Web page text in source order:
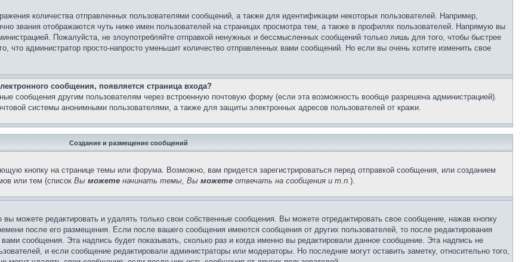
количества отправленных пользователями сообщений, а также для идентификации некоторых пользователей. Например,
звания отображаются чуть ниже имен пользователей на страницах просмотра тем, а также в профилях пользователей. Напрямую вы
Пожалуйста, не злоупотребляйте отправкой ненужных и бессмысленных сообщений только лишь для того, чтобы быстрее
что администратор просто-напросто уменьшит количество отправленных вами сообщений. Но если вы очень хотите изменить свое
сообщения, появляется страница входа?
сообщения другим пользователям через встроенную почтовую форму (если эта возможность вообще разрешена администрацией).
системы анонимными пользователями, а также для защиты электронных адресов пользователей от кражи.
Создание и размещение сообщений
кнопку на странице темы или форума. Возможно, вам придется зарегистрироваться перед отправкой сообщения, или созданием
или тем (список Вы можете начинать темы, Вы можете отвечать на сообщения и т.п.).
можете редактировать и удалять только свои собственные сообщения. Вы можете отредактировать свое сообщение, нажав кнопку
после его размещения. Если после вашего сообщения имеются сообщения от других пользователей, то после редактирования
сообщения. Эта надпись будет показывать, сколько раз и когда именно вы редактировали данное сообщение. Эта надпись не
и если сообщение редактировали администраторы или модераторы. Но последние могут оставить заметку, относительно того,